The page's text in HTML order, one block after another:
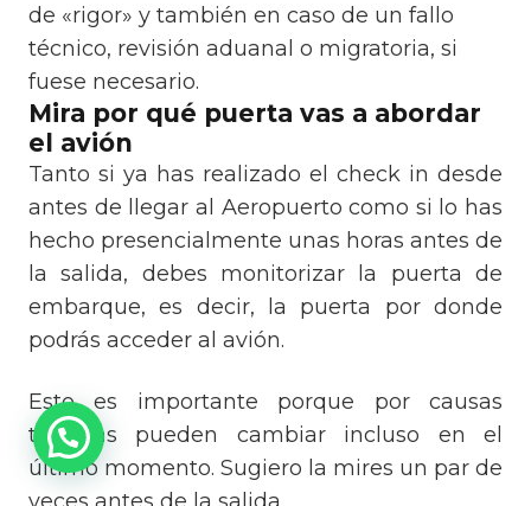
de «rigor» y también en caso de un fallo
técnico, revisión aduanal o migratoria, si
fuese necesario.
Mira por qué puerta vas a abordar
el avión
Tanto si ya has realizado el check in desde
antes de llegar al Aeropuerto como si lo has
hecho presencialmente unas horas antes de
la salida, debes monitorizar la puerta de
embarque, es decir, la puerta por donde
podrás acceder al avión.
Esto es importante porque por causas
técnicas pueden cambiar incluso en el
último momento. Sugiero la mires un par de